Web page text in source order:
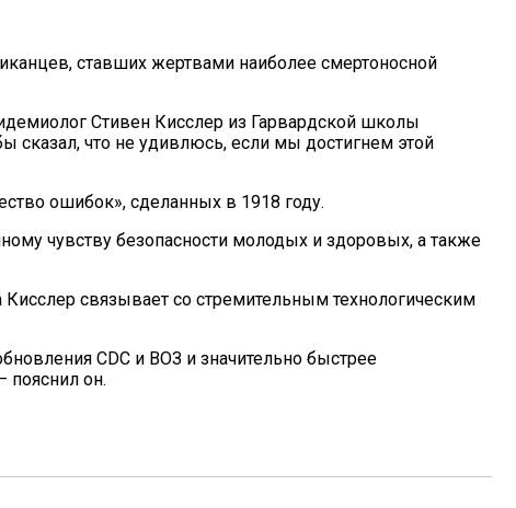
ставших жертвами наиболее смертоносной
Стивен Кисслер из Гарвардской школы
сказал, что не удивлюсь, если мы достигнем этой
ошибок», сделанных в 1918 году.
чувству безопасности молодых и здоровых, а также
связывает со стремительным технологическим
CDC и ВОЗ и значительно быстрее
пояснил он.